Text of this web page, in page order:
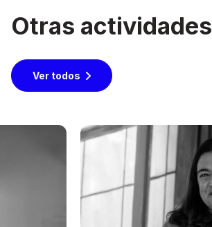
Otras actividades
Ver todos